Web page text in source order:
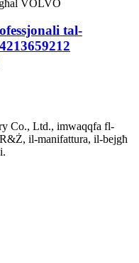
tal-
Co., Ltd., imwaqqfa fl-
il-manifattura, il-bejgħ